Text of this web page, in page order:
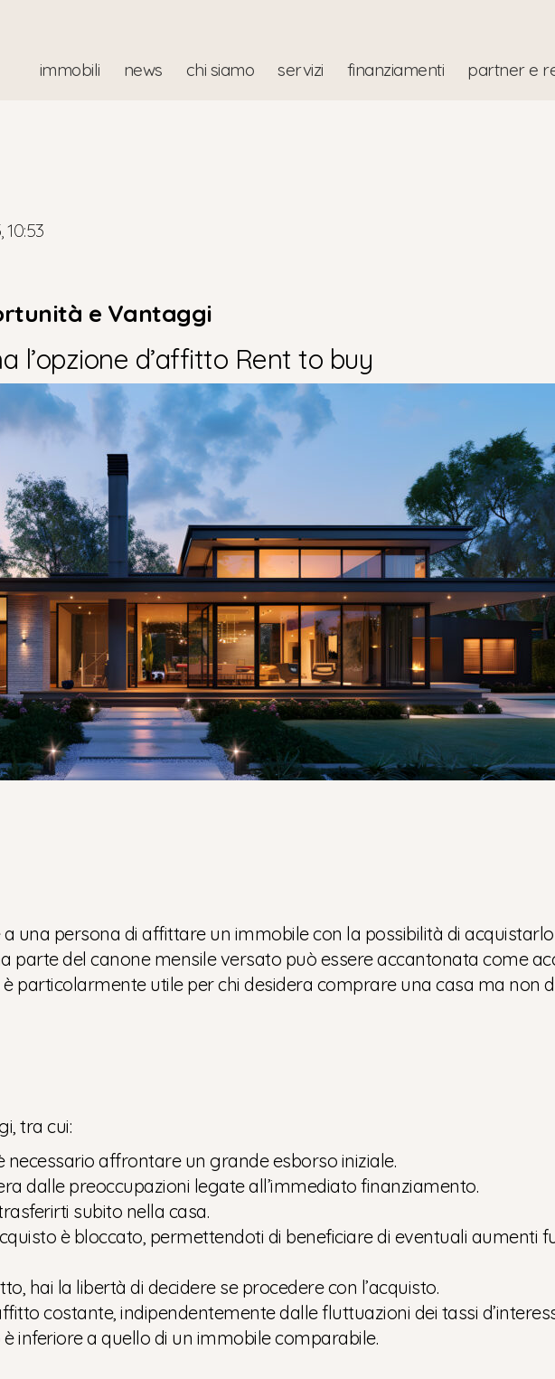
immobili news chi siamo servizi finanziamenti partner e
10:53
e Vantaggi
l’opzione d’affitto Rent to buy
una persona di affittare un immobile con la possibilità di
parte del canone mensile versato può essere accantonata come
particolarmente utile per chi desidera comprare una casa ma non
tra cui:
necessario affrontare un grande esborso iniziale.
dalle preoccupazioni legate all’immediato finanziamento.
subito nella casa.
è bloccato, permettendoti di beneficiare di eventuali aumenti
hai la libertà di decidere se procedere con l’acquisto.
costante, indipendentemente dalle fluttuazioni dei tassi
è inferiore a quello di un immobile comparabile.